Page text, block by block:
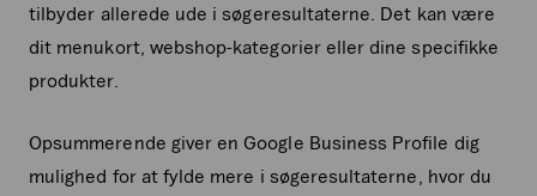
tilbyder allerede ude i søgeresultaterne. Det kan være
dit menukort, webshop-kategorier eller dine specifikke
produkter.
Opsummerende giver en Google Business Profile dig
mulighed for at fylde mere i søgeresultaterne, hvor du